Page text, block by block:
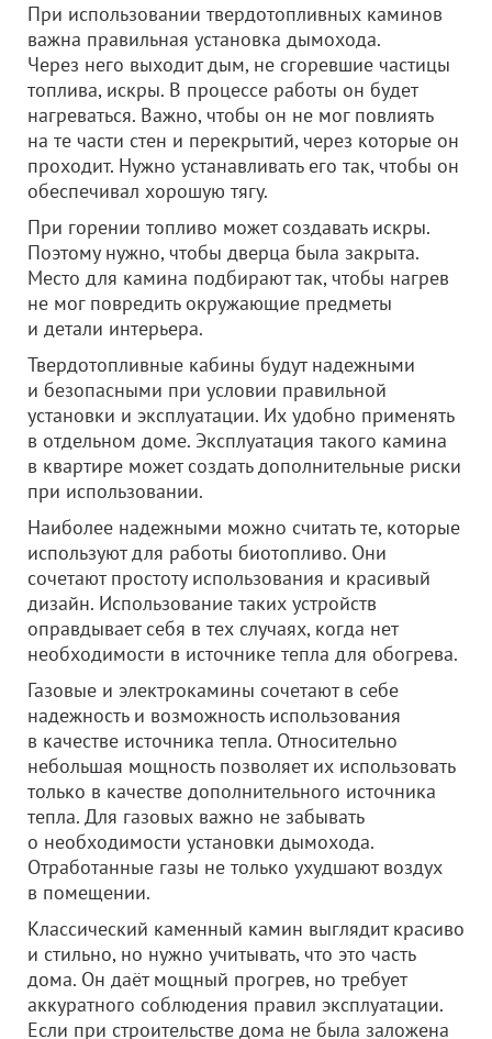
При использовании твердотопливных каминов
важна правильная установка дымохода.
Через него выходит дым, не сгоревшие частицы
топлива, искры. В процессе работы он будет
нагреваться. Важно, чтобы он не мог повлиять
на те части стен и перекрытий, через которые он
проходит. Нужно устанавливать его так, чтобы он
обеспечивал хорошую тягу.
При горении топливо может создавать искры.
Поэтому нужно, чтобы дверца была закрыта.
Место для камина подбирают так, чтобы нагрев
не мог повредить окружающие предметы
и детали интерьера.
Твердотопливные кабины будут надежными
и безопасными при условии правильной
установки и эксплуатации. Их удобно применять
в отдельном доме. Эксплуатация такого камина
в квартире может создать дополнительные риски
при использовании.
Наиболее надежными можно считать те, которые
используют для работы биотопливо. Они
сочетают простоту использования и красивый
дизайн. Использование таких устройств
оправдывает себя в тех случаях, когда нет
необходимости в источнике тепла для обогрева.
Газовые и электрокамины сочетают в себе
надежность и возможность использования
в качестве источника тепла. Относительно
небольшая мощность позволяет их использовать
только в качестве дополнительного источника
тепла. Для газовых важно не забывать
о необходимости установки дымохода.
Отработанные газы не только ухудшают воздух
в помещении.
Классический каменный камин выглядит красиво
и стильно, но нужно учитывать, что это часть
дома. Он даёт мощный прогрев, но требует
аккуратного соблюдения правил эксплуатации.
Если при строительстве дома не была заложена